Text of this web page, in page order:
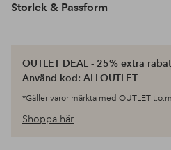
Storlek & Passform
OUTLET DEAL - 25% extra
Använd kod: ALLOUTLET
*Gäller varor märkta med OUTLET
Shoppa här